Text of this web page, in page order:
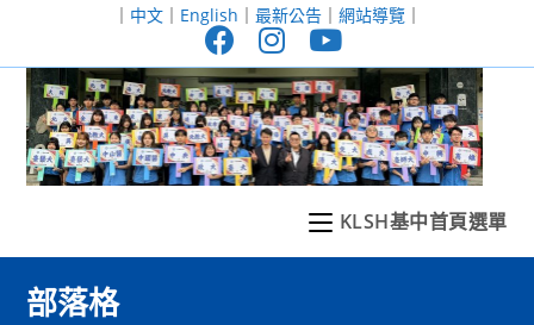
至
｜ 中文｜ English ｜ 最新公告｜ 網站導覽｜
KLSH基中首頁選單
部落格